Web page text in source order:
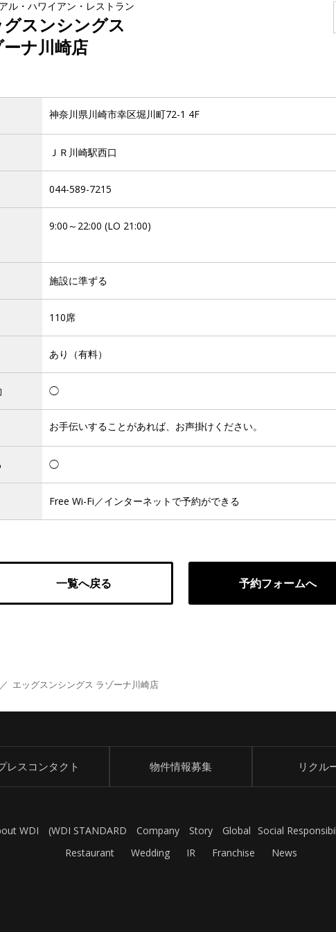
ル・ハワイアン・レストラン
スンシングス
ナ川崎店
神奈川県川崎市幸区堀川町72-1 4F
ＪＲ川崎駅西口
044-589-7215
9:00～22:00 (LO 21:00)
施設に準ずる
110席
あり（有料）
◯
お手伝いすることがあれば、お声掛けください。
◯
Free Wi-Fi／インターネットで予約ができる
一覧へ戻る 予約フォームへ
／ エッグスンシングス ラゾーナ川崎店
レスコンタクト 物件情報募集 リクル
WDI (WDI STANDARD Company Story Global Social
Restaurant
Wedding IR Franchise News